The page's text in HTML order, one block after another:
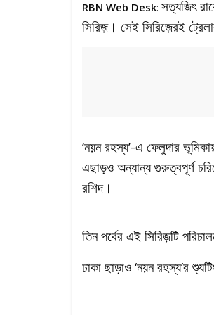
RBN Web Desk: সত্যজিৎ
সিরিজ়। সেই সিরিজ়েরই
‘নয়ন রহস্য’-এ ফেলুদার
এছাড়ও অন্যান্য গুরুত্বপূর্ণ
রশিদ।
তিন পর্বের এই সিরিজ়টি
ঢাকা ছাড়াও ‘নয়ন রহস্য’র